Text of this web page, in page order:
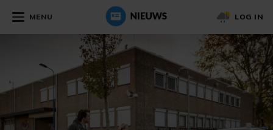
MENU LOG IN